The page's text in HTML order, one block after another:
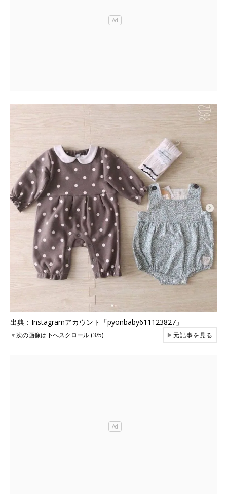
出典：Instagramアカウント「pyonbaby611123827」
▼次の画像は下へスクロール (3/5) ▶元記事を見る